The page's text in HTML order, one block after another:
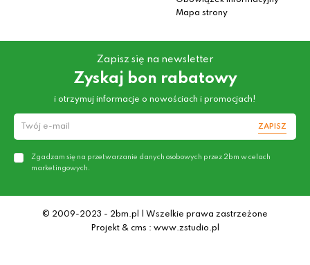
Mapa strony
Zapisz się na newsletter
Zyskaj bon rabatowy
i otrzymuj informacje o nowościach i promocjach!
ZAPISZ
Zgadzam się na przetwarzanie danych osobowych przez 2bm w celach
marketingowych.
© 2009-2023 - 2bm.pl | Wszelkie prawa zastrzeżone
Projekt & cms : www.zstudio.pl